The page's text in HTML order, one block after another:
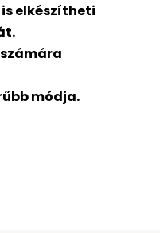
elkészítheti
módja.